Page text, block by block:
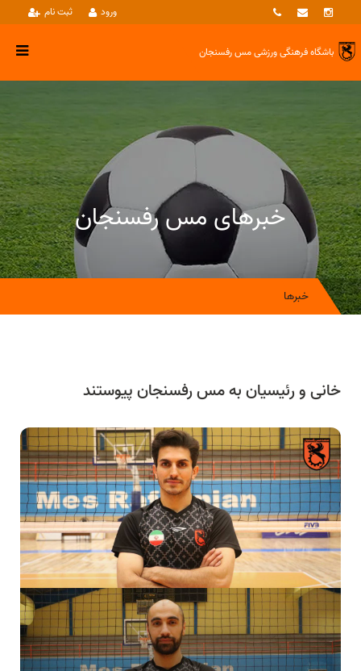
ثبت نام ورود
باشگاه فرهنگی ورزشیمس رفسنجان
خبرهای مس رفسنجان
خبرها
خانی و رئیسیان به مس رفسنجان پیوستند